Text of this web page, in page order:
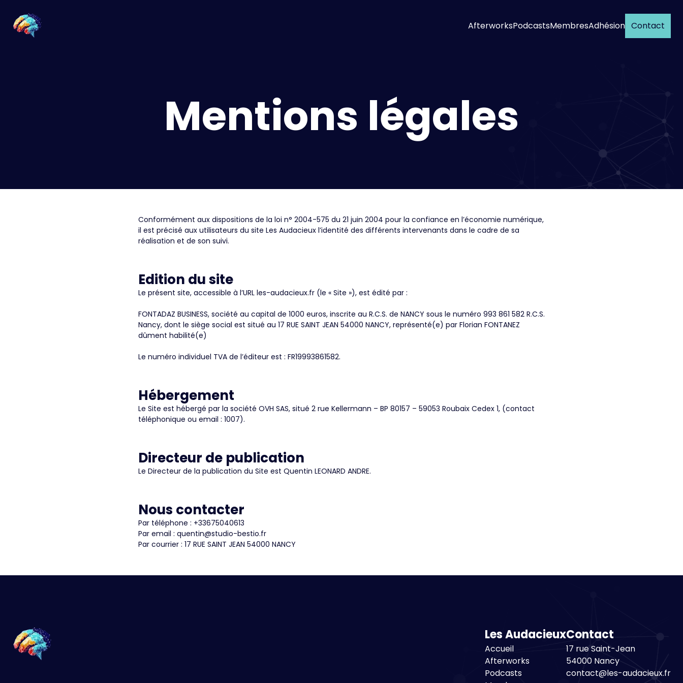
AfterworksPodcastsMembresAdhésion Contact
Mentions légales
Conformément aux dispositions de la loi n° 2004-575 du 21 juin 2004 pour la confiance en l’économie numérique,
il est précisé aux utilisateurs du site Les Audacieux l’identité des différents intervenants dans le cadre de sa
réalisation et de son suivi.
Edition du site
Le présent site, accessible à l’URL les-audacieux.fr (le « Site »), est édité par :
FONTADAZ BUSINESS, société au capital de 1000 euros, inscrite au R.C.S. de NANCY sous le numéro 993 861 582 R.C.S.
Nancy, dont le siège social est situé au 17 RUE SAINT JEAN 54000 NANCY, représenté(e) par Florian FONTANEZ
dûment habilité(e)
Le numéro individuel TVA de l’éditeur est : FR19993861582.
Hébergement
Le Site est hébergé par la société OVH SAS, situé 2 rue Kellermann – BP 80157 – 59053 Roubaix Cedex 1, (contact
téléphonique ou email : 1007).
Directeur de publication
Le Directeur de la publication du Site est Quentin LEONARD ANDRE.
Nous contacter
Par téléphone : +33675040613
Par email : quentin@studio-bestio.fr
Par courrier : 17 RUE SAINT JEAN 54000 NANCY
Les Audacieux
Accueil
Afterworks
Podcasts
Contact
17 rue Saint-Jean
54000 Nancy
contact@les-audacieux.fr